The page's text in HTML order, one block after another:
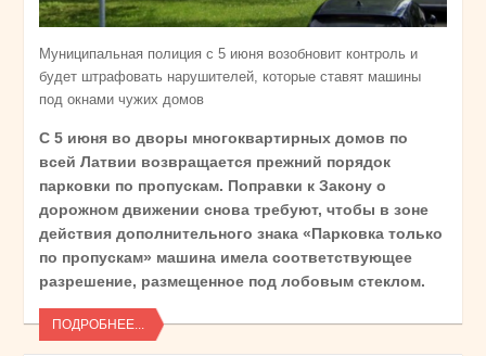
Муниципальная полиция с 5 июня возобновит контроль и
будет штрафовать нарушителей, которые ставят машины
под окнами чужих домов
C 5 июня во дворы многоквартирных домов по
всей Латвии возвращается прежний порядок
парковки по пропускам. Поправки к Закону о
дорожном движении снова требуют, чтобы в зоне
действия дополнительного знака «Парковка только
по пропускам» машина имела соответствующее
разрешение, размещенное под лобовым стеклом.
ПОДРОБНЕЕ...